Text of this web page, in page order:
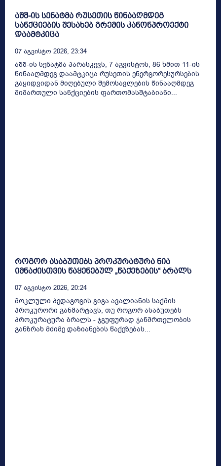
აშშ-ის სენატმა რუსეთის წინააღმდეგ
სანქციების შესახებ გრემის კანონპროექტი
დაამტკიცა
07 Აგვისტო 2026, 23:34
აშშ-ის სენატმა პარასკევს, 7 აგვისტოს, 86 ხმით 11-ის
წინააღმდეგ დაამტკიცა რუსეთის ენერგორესურსების
გაყიდვიდან მიღებული შემოსავლების წინააღმდეგ
მიმართული სანქციების ფართომასშტაბიანი...
როგორ ასაბუთებს პროკურატურა ნია
იმნაძისთვის წაყენებულ „წაქეზების“ ბრალს
07 Აგვისტო 2026, 20:24
მოკლული პედაგოგის გიგა ავალიანის საქმის
პროკურორი განმარტავს, თუ როგორ ასაბუთებს
პროკურატურა ბრალს - ჯგუფურად ჯანმრთელობის
განზრახ მძიმე დაზიანების წაქეზებას...